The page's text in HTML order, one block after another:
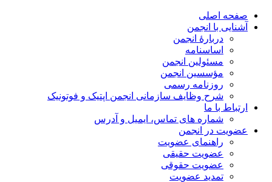
صفحه اصلی
آشنایی با انجمن
دربارۀ انجمن
اساسنامه
مسئولین انجمن
مؤسسین انجمن
روزنامه رسمی
شرح وظایف سازمانی انجمن اپتیک و فوتونیک
ارتباط با ما
شماره های تماس، ایمیل و آدرس
عضویت در انجمن
راهنمای عضویت
عضویت حقیقی
عضویت حقوقی
تمدید عضویت